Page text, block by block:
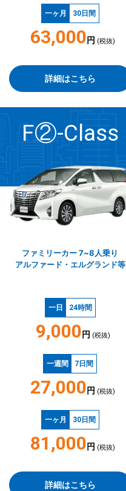
一ヶ月 30日間
63,000 円 (税抜)
詳細はこちら
F②-Class
ファミリーカー 7~8人乗り
アルファード・エルグランド等
一日 24時間
9,000 円 (税抜)
一週間 7日間
27,000 円 (税抜)
一ヶ月 30日間
81,000 円 (税抜)
詳細はこちら